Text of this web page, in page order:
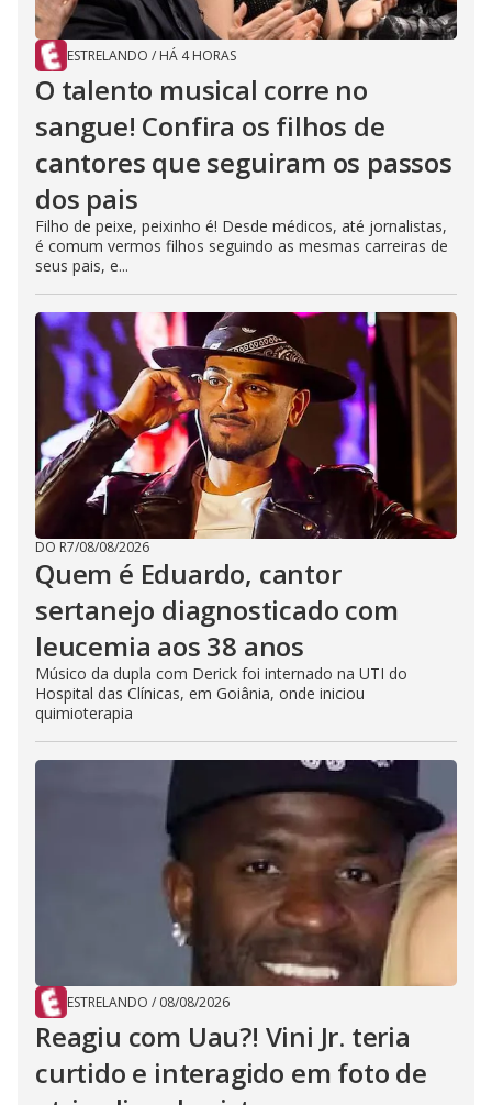
ESTRELANDO / HÁ 4 HORAS
O talento musical corre no
sangue! Confira os filhos de
cantores que seguiram os passos
dos pais
Filho de peixe, peixinho é! Desde médicos, até jornalistas,
é comum vermos filhos seguindo as mesmas carreiras de
seus pais, e...
DO R7/08/08/2026
Quem é Eduardo, cantor
sertanejo diagnosticado com
leucemia aos 38 anos
Músico da dupla com Derick foi internado na UTI do
Hospital das Clínicas, em Goiânia, onde iniciou
quimioterapia
ESTRELANDO / 08/08/2026
Reagiu com Uau?! Vini Jr. teria
curtido e interagido em foto de